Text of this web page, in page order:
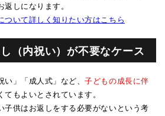
しになります。
ついて詳しく知りたい方はこちら
（内祝い）が不要なケース
い」「成人式」など、子どもの成長に伴
てもよいとされています。
子供はお返しをする必要がないという考